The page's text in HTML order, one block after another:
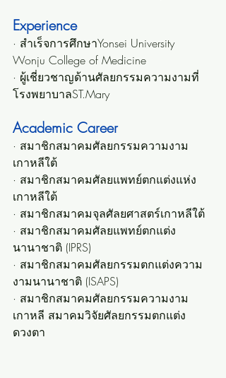
Experience
· สำเร็จการศึกษาYonsei University
Wonju College of Medicine
· ผู้เชี่ยวชาญด้านศัลยกรรมความงามที่
โรงพยาบาลST.Mary
Academic Career
· สมาชิกสมาคมศัลยกรรมความงาม
เกาหลีใต้
· สมาชิกสมาคมศัลยแพทย์ตกแต่งแห่ง
เกาหลีใต้
· สมาชิกสมาคมจุลศัลยศาสตร์เกาหลีใต้
· สมาชิกสมาคมศัลยแพทย์ตกแต่ง
นานาชาติ (IPRS)
· สมาชิกสมาคมศัลยกรรมตกแต่งความ
งามนานาชาติ (ISAPS)
· สมาชิกสมาคมศัลยกรรมความงาม
เกาหลี สมาคมวิจัยศัลยกรรมตกแต่ง
ดวงตา